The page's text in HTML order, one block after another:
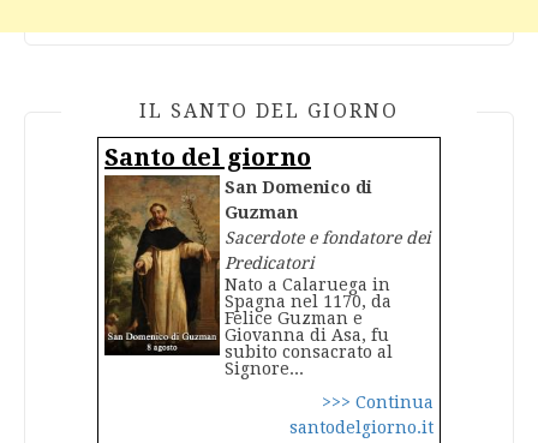
IL SANTO DEL GIORNO
Santo del giorno
San Domenico di
Guzman
Sacerdote e fondatore dei
Predicatori
Nato a Calaruega in
Spagna nel 1170, da
Felice Guzman e
Giovanna di Asa, fu
subito consacrato al
Signore...
>>> Continua
santodelgiorno.it